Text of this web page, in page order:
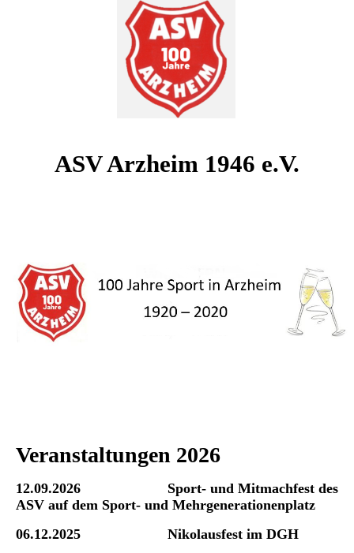
ASV Arzheim 1946 e.V.
Veranstaltungen 2026
12.09.2026 Sport- und Mitmachfest des
ASV auf dem Sport- und Mehrgenerationenplatz
06.12.2025 Nikolausfest im DGH